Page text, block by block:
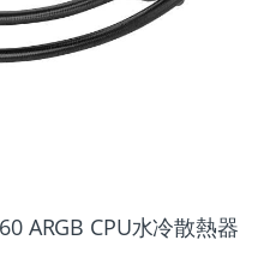
ARGB CPU水冷散熱器